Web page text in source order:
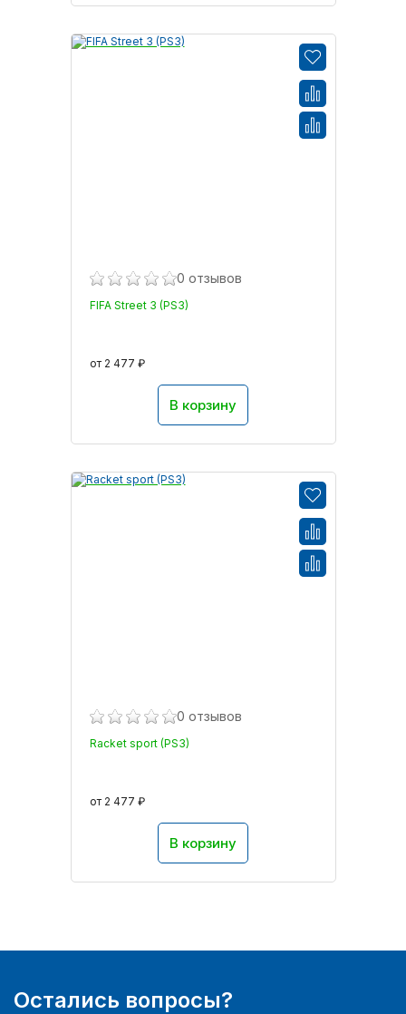
0 отзывов
FIFA Street 3 (PS3)
от 2 477 ₽
В корзину
0 отзывов
Racket sport (PS3)
от 2 477 ₽
В корзину
Остались вопросы?